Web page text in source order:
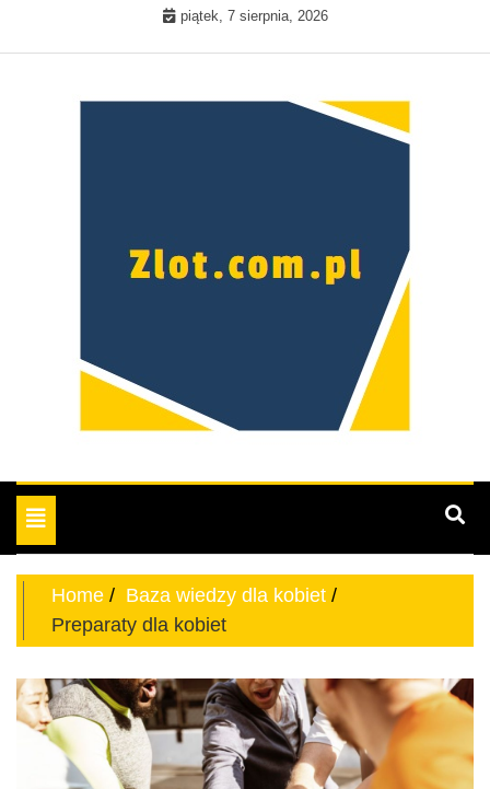
piątek, 7 sierpnia, 2026
Prawdziwa kobieta –
aktywnych kobiet
Toggle
navigation
Home
Baza wiedzy dla kobiet
Preparaty dla kobiet